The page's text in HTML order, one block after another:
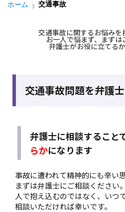
ホーム 交通事故
交通事故に関するお悩みを
お一人で悩まず、まずは
弁護士がお役に立てる
交通事故問題を弁護
弁護士に相談することで
らかになります
事故に遭われて精神的にも辛い
まずは弁護士にご相談ください
人で抱え込むのではなく、いつ
相談いただければ幸いです。